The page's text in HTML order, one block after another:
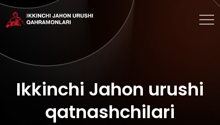
Ikkinchi Jahon urushi
qatnashchilari